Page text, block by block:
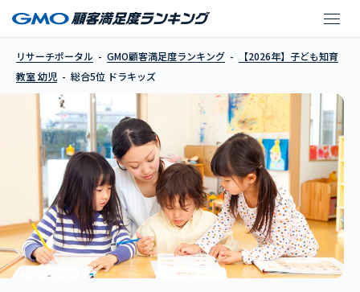
リサーチポータル GMO顧客満足度ランキング
【2026年】子ども知育
教室 幼児
総合5位 ドラキッズ